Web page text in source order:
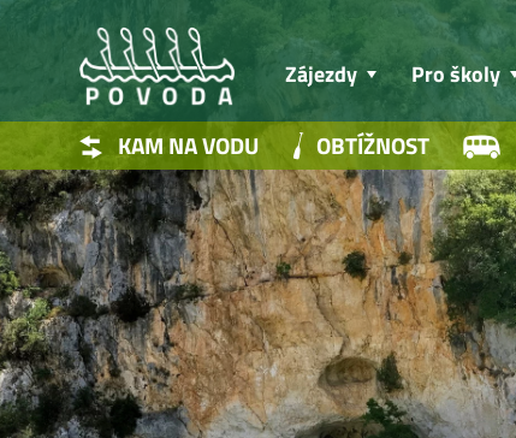
Zájezdy Pro školy
KAM NA VODU OBTÍŽNOST